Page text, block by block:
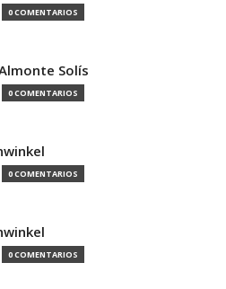
0 COMENTARIOS
Solís
0 COMENTARIOS
0 COMENTARIOS
0 COMENTARIOS